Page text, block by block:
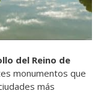
del Reino de
monumentos que
más